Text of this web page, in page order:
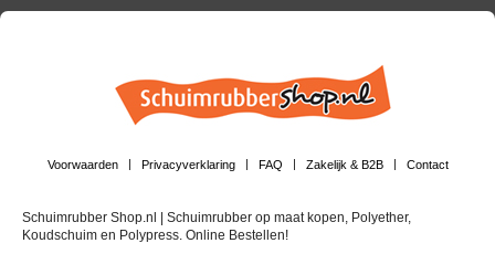
Voorwaarden Privacyverklaring FAQ Zakelijk & B2B Contact
Schuimrubber Shop.nl | Schuimrubber op maat kopen, Polyether,
Koudschuim en Polypress. Online Bestellen!